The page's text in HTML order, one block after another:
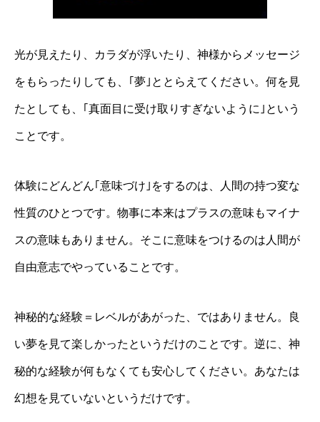
光が見えたり、カラダが浮いたり、神様からメッセージ
をもらったりしても、｢夢｣ととらえてください。何を見
たとしても、｢真面目に受け取りすぎないように｣という
ことです。
体験にどんどん｢意味づけ｣をするのは、人間の持つ変な
性質のひとつです。物事に本来はプラスの意味もマイナ
スの意味もありません。そこに意味をつけるのは人間が
自由意志でやっていることです。
神秘的な経験＝レベルがあがった、ではありません。良
い夢を見て楽しかったというだけのことです。逆に、神
秘的な経験が何もなくても安心してください。あなたは
幻想を見ていないというだけです。